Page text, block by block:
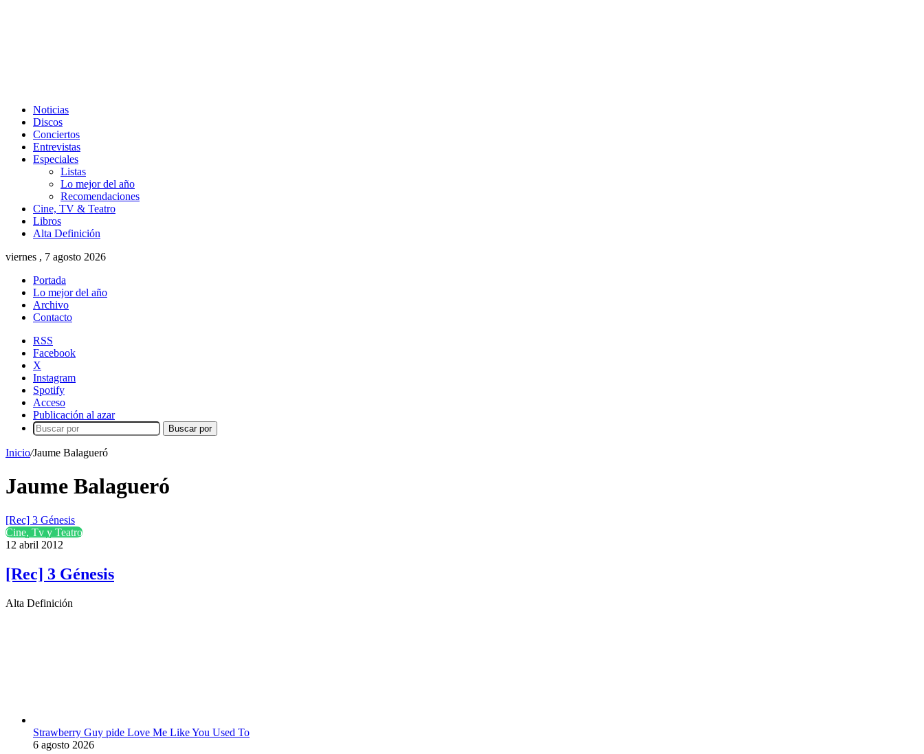
Noticias
Discos
Conciertos
Entrevistas
Especiales
Listas
Lo mejor del año
Recomendaciones
Cine, TV & Teatro
Libros
Alta Definición
viernes , 7 agosto 2026
Portada
Lo mejor del año
Archivo
Contacto
RSS
Facebook
X
Instagram
Spotify
Acceso
Publicación al azar
Buscar por
Inicio/Jaume Balagueró
Jaume Balagueró
[Rec] 3 Génesis
Cine, Tv y Teatro
12 abril 2012
[Rec] 3 Génesis
Alta Definición
Strawberry Guy pide Love Me Like You Used To
6 agosto 2026